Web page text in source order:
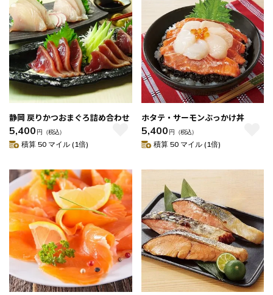
静岡 戻りかつおまぐろ詰め合わせ
5,400 円 （税込）
積算 50 マイル (1倍)
ホタテ・サーモンぶっかけ丼
5,400 円 （税込）
積算 50 マイル (1倍)